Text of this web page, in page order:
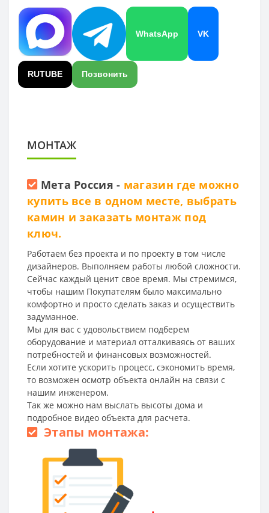
WhatsApp VK
RUTUBE Позвонить
МОНТАЖ
Мета Россия - магазин где можно
купить все в одном месте, выбрать
камин и заказать монтаж под
ключ.
Работаем без проекта и по проекту в том числе
дизайнеров. Выполняем работы любой сложности.
Сейчас каждый ценит свое время. Мы стремимся,
чтобы нашим Покупателям было максимально
комфортно и просто сделать заказ и осуществить
задуманное.
Мы для вас с удовольствием подберем
оборудование и материал отталкиваясь от ваших
потребностей и финансовых возможностей.
Если хотите ускорить процесс, сэкономить время,
то возможен осмотр объекта онлайн на связи с
нашим инженером.
Так же можно нам выслать высоты дома и
подробное видео объекта для расчета.
Этапы монтажа: